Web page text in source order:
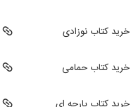
خرید کتاب نوزادی
خرید کتاب حمامی